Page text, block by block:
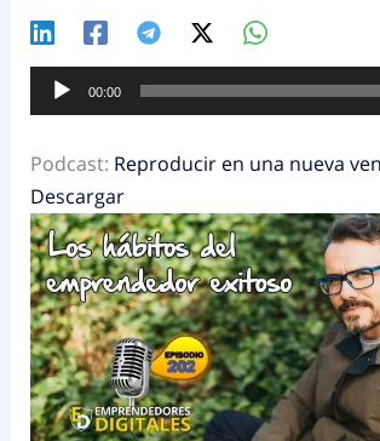
Reproductor
de
00:00
Podcast: Reproducir en una nueva
Descargar